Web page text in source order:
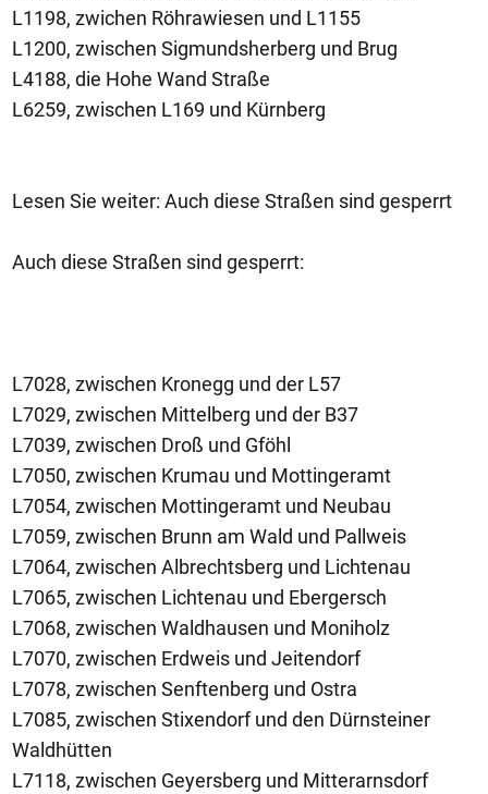
L1198, zwichen Röhrawiesen und L1155
L1200, zwischen Sigmundsherberg und Brug
L4188, die Hohe Wand Straße
L6259, zwischen L169 und Kürnberg
Lesen Sie weiter: Auch diese Straßen sind gesperrt
Auch diese Straßen sind gesperrt:
L7028, zwischen Kronegg und der L57
L7029, zwischen Mittelberg und der B37
L7039, zwischen Droß und Gföhl
L7050, zwischen Krumau und Mottingeramt
L7054, zwischen Mottingeramt und Neubau
L7059, zwischen Brunn am Wald und Pallweis
L7064, zwischen Albrechtsberg und Lichtenau
L7065, zwischen Lichtenau und Ebergersch
L7068, zwischen Waldhausen und Moniholz
L7070, zwischen Erdweis und Jeitendorf
L7078, zwischen Senftenberg und Ostra
L7085, zwischen Stixendorf und den Dürnsteiner
Waldhütten
L7118, zwischen Geyersberg und Mitterarnsdorf